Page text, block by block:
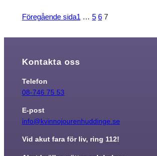
Föregående sida1 … 5 6 7
Kontakta oss
Telefon
08-746 75 53
E-post
info@kvinnojourenhuddinge.se
Vid akut fara för liv, ring 112!